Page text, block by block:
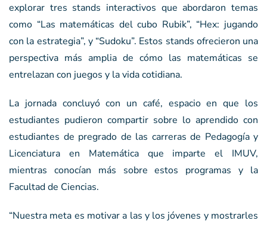
explorar tres stands interactivos que abordaron temas
como “Las matemáticas del cubo Rubik”, “Hex: jugando
con la estrategia”, y “Sudoku”. Estos stands ofrecieron una
perspectiva más amplia de cómo las matemáticas se
entrelazan con juegos y la vida cotidiana.
La jornada concluyó con un café, espacio en que los
estudiantes pudieron compartir sobre lo aprendido con
estudiantes de pregrado de las carreras de Pedagogía y
Licenciatura en Matemática que imparte el IMUV,
mientras conocían más sobre estos programas y la
Facultad de Ciencias.
“Nuestra meta es motivar a las y los jóvenes y mostrarles